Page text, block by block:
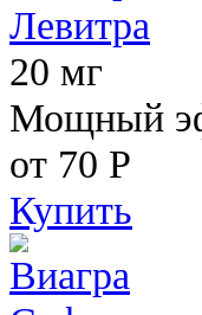
Левитра
20 мг
Мощный
от 70 Р
Купить